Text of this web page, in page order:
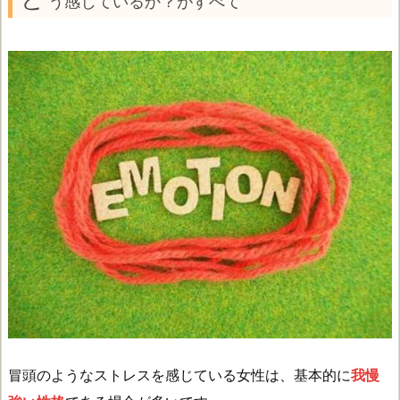
冒頭のようなストレスを感じている女性は、基本的に我慢